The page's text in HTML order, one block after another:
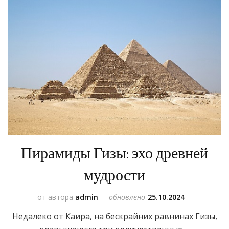
Пирамиды Гизы: эхо древней
мудрости
от автора admin обновлено 25.10.2024
Недалеко от Каира, на бескрайних равнинах Гизы,